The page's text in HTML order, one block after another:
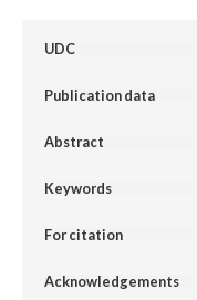
UDC
Publication data
Abstract
Keywords
For citation
Acknowledgements